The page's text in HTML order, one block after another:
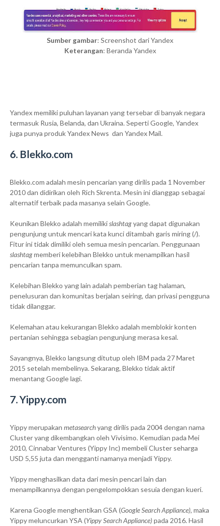
Sumber gambar: Screenshot dari Yandex
Keterangan: Beranda Yandex
Yandex memiliki puluhan layanan yang tersebar di banyak negara
termasuk Rusia, Belanda, dan Ukraina. Seperti Google, Yandex
juga punya produk Yandex News dan Yandex Mail.
6. Blekko.com
Blekko.com adalah mesin pencarian yang dirilis pada 1 November
2010 dan didirikan oleh Rich Skrenta. Mesin ini dianggap sebagai
alternatif terbaik pada masanya selain Google.
Keunikan Blekko adalah memilikislashtagyang dapat digunakan
pengunjung untuk mencari kata kunci ditambah garis miring (/).
Fitur ini tidak dimiliki oleh semua mesin pencarian. Penggunaan
slashtagmemberi kelebihan Blekko untuk menampilkan hasil
pencarian tanpa memunculkan spam.
Kelebihan Blekko yang lain adalah pemberian tag halaman,
penelusuran dan komunitas berjalan seiring, dan privasi pengguna
tidak dilanggar.
Kelemahan atau kekurangan Blekko adalah memblokir konten
pertanian sehingga sebagian pengunjung merasa kesal.
Sayangnya, Blekko langsung ditutup oleh IBM pada 27 Maret
2015 setelah membelinya. Sekarang, Blekko tidak aktif
menantang Google lagi.
7. Yippy.com
Yippy merupakan metasearchyang dirilis pada 2004 dengan nama
Cluster yang dikembangkan oleh Vivisimo. Kemudian pada Mei
2010, Cinnabar Ventures (Yippy Inc) membeli Cluster seharga
USD 5,55 juta dan mengganti namanya menjadi Yippy.
Yippy menghasilkan data dari mesin pencari lain dan
menampilkannya dengan pengelompokkan sesuia dengan kueri.
Karena Google menghentikan GSA (Google Search Appliance), maka
Yippy meluncurkan YSA (Yippy Search Appliance)pada 2016. Hasil